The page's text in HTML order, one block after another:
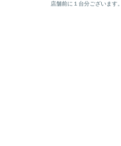
店舗前に１台分ございます。